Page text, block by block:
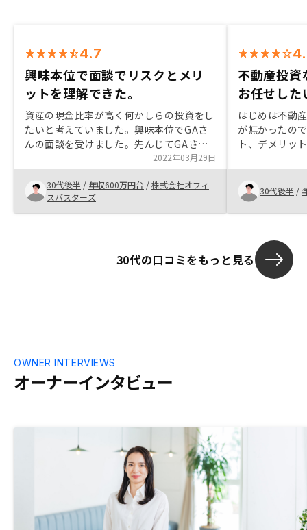
4.7
興味本位で面談でリスクとメリ
ットを理解できた。
資産の現金比率が高く何かしらの投資をし
たいと考えていました。興味本位でGAさ
んの面談を受けました。先んじてGAさん
で投資を始めた職場の先輩からの紹介でし
た。説明がわかりやすく、リスクも理解で
きたうえでメリットを感じられた為です。
2022年03月29日
30代後半 / 年収600万円台 /株式会社オフィ
スバスターズ
不動産投資
お任せした
はじめは不動
が無かったの
ト、デメリッ
た。 購入した
いく物件を選
30代後半 /
30代の口コミをもっと見る
オーナーインタビュー
OWNER INTERVIEWS